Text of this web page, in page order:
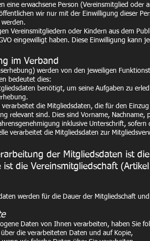
eine erwachsene Person (Vereinsmitglied
wir nur mit der Einwilligung dieser
Vereinsmitgliedern oder Kindern aus dem
eingewilligt haben. Diese Einwilligung kann
im Verband
werden von den jeweiligen
bedeutet dies:
benötigt, um seine Aufgaben zu
die Mitgliedsdaten, die für den
relevant sind. Dies sind Vorname,
inklusive Unterschrift,
verarbeitet die Mitgliedsdaten zur
der Mitgliedsdaten ist
ist die Vereinsmitgliedschaft
werden für die Dauer der Mitgliedschaft
Daten von Ihnen verarbeiten, haben Sie
die verarbeiteten Daten und auf Kopie,